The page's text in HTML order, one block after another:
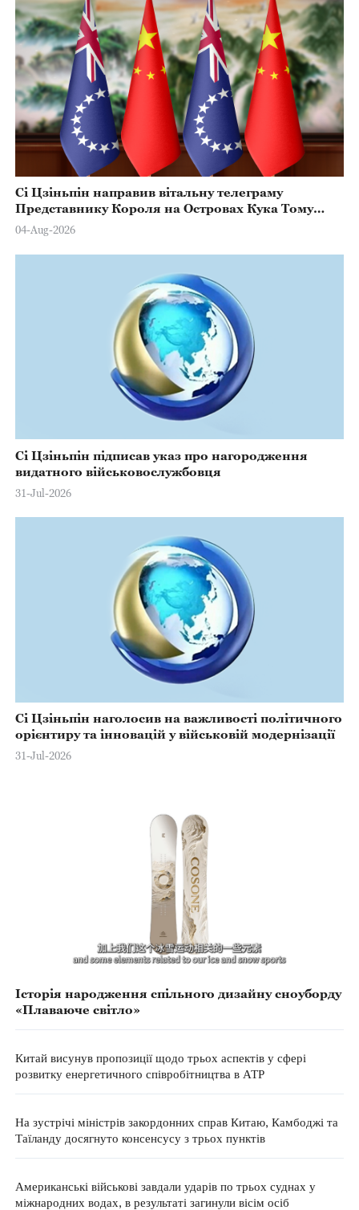
Сі Цзіньпін направив вітальну телеграму
Представнику Короля на Островах Кука Тому
Марстерсу з нагоди Дня Конституції
04-Aug-2026
Сі Цзіньпін підписав указ про нагородження
видатного військовослужбовця
31-Jul-2026
Сі Цзіньпін наголосив на важливості політичного
орієнтиру та інновацій у військовій модернізації
31-Jul-2026
Історія народження спільного дизайну сноуборду
«Плаваюче світло»
Китай висунув пропозиції щодо трьох аспектів у сфері
розвитку енергетичного співробітництва в АТР
На зустрічі міністрів закордонних справ Китаю, Камбоджі та
Таїланду досягнуто консенсусу з трьох пунктів
Американські військові завдали ударів по трьох суднах у
міжнародних водах, в результаті загинули вісім осіб